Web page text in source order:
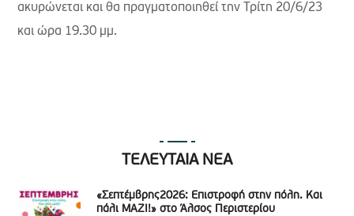
ακυρώνεται και θα πραγματοποιηθεί την Τρίτη 20/6/23
και ώρα 19.30 μμ.
ΤΕΛΕΥΤΑΙΑ ΝΕΑ
«Σεπτέμβρης2026: Επιστροφή στην πόλη. Και
πάλι ΜΑΖΙ!» στο Άλσος Περιστερίου